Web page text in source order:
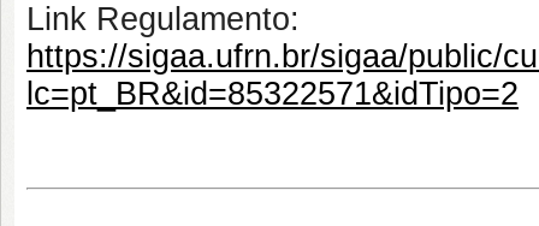
Link Regulamento:
https://sigaa.ufrn.br/sigaa/public/
lc=pt_BR&id=85322571&idTipo=2